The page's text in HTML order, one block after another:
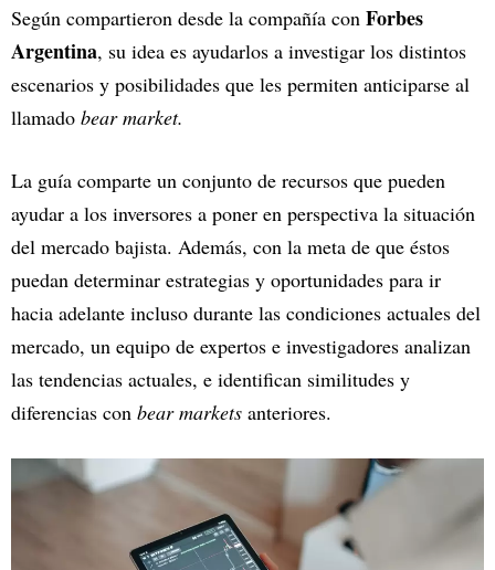
Según compartieron desde la compañía con Forbes
Argentina, su idea es ayudarlos a investigar los distintos
escenarios y posibilidades que les permiten anticiparse al
llamado bear market.
La guía comparte un conjunto de recursos que pueden
ayudar a los inversores a poner en perspectiva la situación
del mercado bajista. Además, con la meta de que éstos
puedan determinar estrategias y oportunidades para ir
hacia adelante incluso durante las condiciones actuales del
mercado, un equipo de expertos e investigadores analizan
las tendencias actuales, e identifican similitudes y
diferencias con bear markets anteriores.